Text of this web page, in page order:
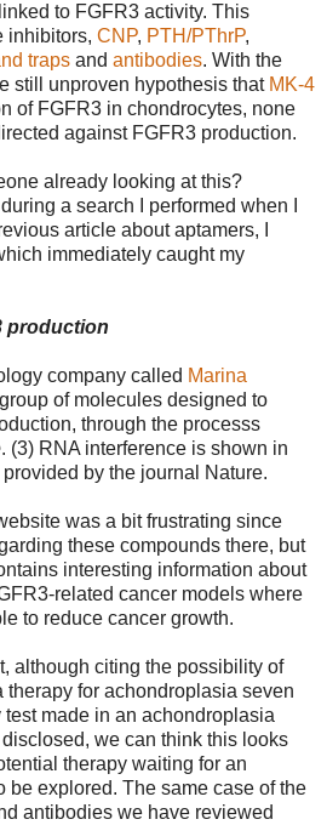
to FGFR3 activity. This
inhibitors, CNP, PTH/PThrP,
traps and antibodies. With the
still unproven hypothesis that MK-4
of FGFR3 in chondrocytes, none
against FGFR3 production.
already looking at this?
uring a search I performed when I
article about aptamers, I
immediately caught my
production
company called Marina
of molecules designed to
through the processs
. (3) RNA interference is shown in
provided by the journal Nature.
was a bit frustrating since
these compounds there, but
interesting information about
related cancer models where
to reduce cancer growth.
although citing the possibility of
therapy for achondroplasia seven
made in an achondroplasia
we can think this looks
therapy waiting for an
be explored. The same case of the
antibodies we have reviewed